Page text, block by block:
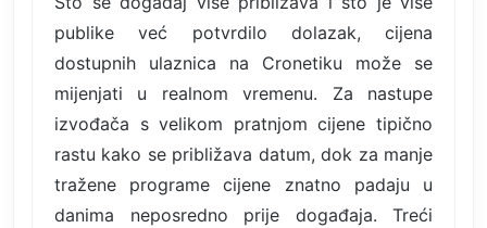
publike već potvrdilo dolazak, cijena
dostupnih ulaznica na Cronetiku može se
mijenjati u realnom vremenu. Za nastupe
izvođača s velikom pratnjom cijene tipično
rastu kako se približava datum, dok za manje
tražene programe cijene znatno padaju u
danima neposredno prije događaja. Treći